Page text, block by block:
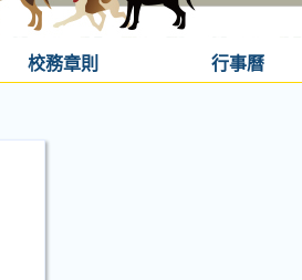
校務章則 行事曆